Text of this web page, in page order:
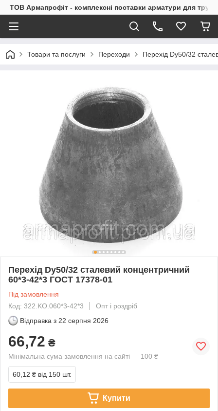
ТОВ Армапрофіт - комплексні поставки арматури для
Товари та послуги Переходи Перехід Dу50/32
Перехід Dу50/32 сталевий концентричний
60*3-42*3 ГОСТ 17378-01
Під замовлення
Код: 322.KO.060*3-42*3
Опт і роздріб
Відправка з 22 серпня 2026
66,72 ₴
Мінімальна сума замовлення на сайті — 100 ₴
60,12 ₴ від 150 шт.
Купити